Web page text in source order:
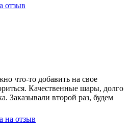
отзыв
что-то добавить на свое
Качественные шары, долго
Заказывали второй раз, будем
на отзыв